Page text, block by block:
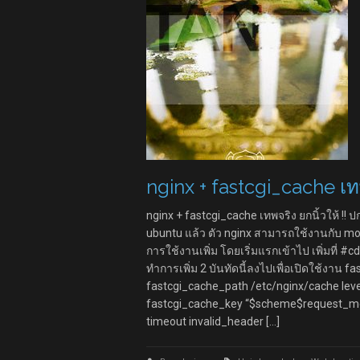
nginx + fastcgi_cache เ
nginx + fastcgi_cache เทพจริง ยกนิ้วให้ !!
ubuntu แล้ว ตัว nginx สามารถใช้งานกับ
การใช้งานเพิ่ม โดยเริ่มแรกเข้าไป เพิ่มที่
ทำการเพิ่ม 2 บันทัดนี้ลงไปเพื่อเปิดใช้งาน
fastcgi_cache_path /etc/nginx/cache
fastcgi_cache_key
timeout invalid_header […]